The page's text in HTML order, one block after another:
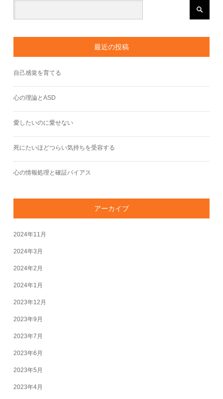
最近の投稿
自己感覚を育てる
心の理論とASD
愛したいのに愛せない
死にたいほどつらい気持ちを受容する
心の情報処理と確証バイアス
アーカイブ
2024年11月
2024年3月
2024年2月
2024年1月
2023年12月
2023年9月
2023年7月
2023年6月
2023年5月
2023年4月